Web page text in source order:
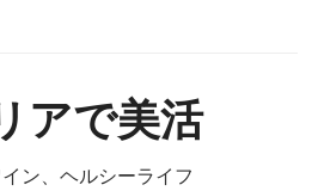
アで美活
ン、ヘルシーライフ